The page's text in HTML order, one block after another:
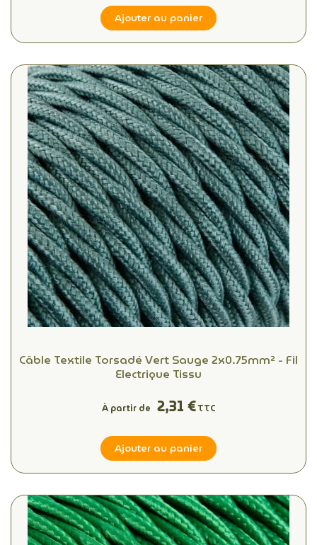
Ajouter au panier
Câble Textile Torsadé Vert Sauge 2x0.75mm² - Fil
Electrique Tissu
À partir de 2,31 €TTC
Ajouter au panier